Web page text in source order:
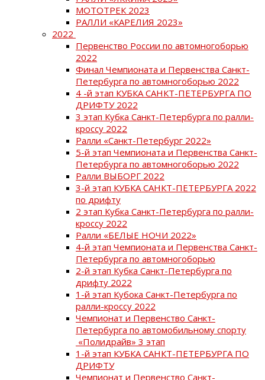
МОТОТРЕК 2023
РАЛЛИ «КАРЕЛИЯ 2023»
2022
Первенство России по автомногоборью
2022
Финал Чемпионата и Первенства Санкт-
Петербурга по автомногоборью 2022
4 -й этап КУБКА САНКТ-ПЕТЕРБУРГА ПО
ДРИФТУ 2022
3 этап Кубка Санкт-Петербурга по ралли-
кроссу 2022
Ралли «Санкт-Петербург 2022»
5-й этап Чемпионата и Первенства Санкт-
Петербурга по автомногоборью 2022
Ралли ВЫБОРГ 2022
3-й этап КУБКА САНКТ-ПЕТЕРБУРГА 2022
по дрифту
2 этап Кубка Санкт-Петербурга по ралли-
кроссу 2022
Ралли «БЕЛЫЕ НОЧИ 2022»
4-й этап Чемпионата и Первенства Санкт-
Петербурга по автомногоборью
2-й этап Кубка Санкт-Петербурга по
дрифту 2022
1-й этап Кубока Санкт-Петербурга по
ралли-кроссу 2022
Чемпионат и Первенство Санкт-
Петербурга по автомобильному спорту
«Полидрайв» 3 этап
1-й этап КУБКА САНКТ-ПЕТЕРБУРГА ПО
ДРИФТУ
Чемпионат и Первенство Санкт-